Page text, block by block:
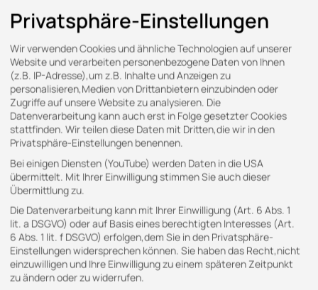
KONTAKT
Privatsphäre-Einstellungen
Wir verwenden Cookies und ähnliche Technologien auf unserer
Website und verarbeiten personenbezogene Daten von Ihnen
(z.B. IP-Adresse),um z.B. Inhalte und Anzeigen zu
personalisieren,Medien von Drittanbietern einzubinden oder
Zugriffe auf unsere Website zu analysieren. Die
Datenverarbeitung kann auch erst in Folge gesetzter Cookies
stattfinden. Wir teilen diese Daten mit Dritten,die wir in den
Privatsphäre-Einstellungen benennen.
Bei einigen Diensten (YouTube) werden Daten in die USA
übermittelt. Mit Ihrer Einwilligung stimmen Sie auch dieser
Übermittlung zu.
Die Datenverarbeitung kann mit Ihrer Einwilligung (Art. 6 Abs. 1
lit. a DSGVO) oder auf Basis eines berechtigten Interesses (Art.
6 Abs. 1 lit. f DSGVO) erfolgen,dem Sie in den Privatsphäre-
Einstellungen widersprechen können. Sie haben das Recht,nicht
einzuwilligen und Ihre Einwilligung zu einem späteren Zeitpunkt
zu ändern oder zu widerrufen.